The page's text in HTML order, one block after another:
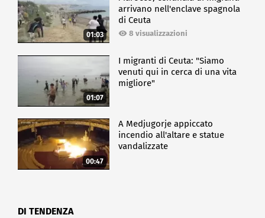
01:03
arrivano nell'enclave spagnola
di Ceuta
8 visualizzazioni
01:07
I migranti di Ceuta: "Siamo
venuti qui in cerca di una vita
migliore"
00:47
A Medjugorje appiccato
incendio all'altare e statue
vandalizzate
DI TENDENZA